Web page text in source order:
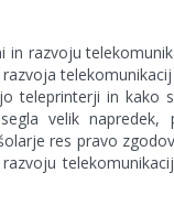
razvoju
teleprinterji in
velik
res pravo